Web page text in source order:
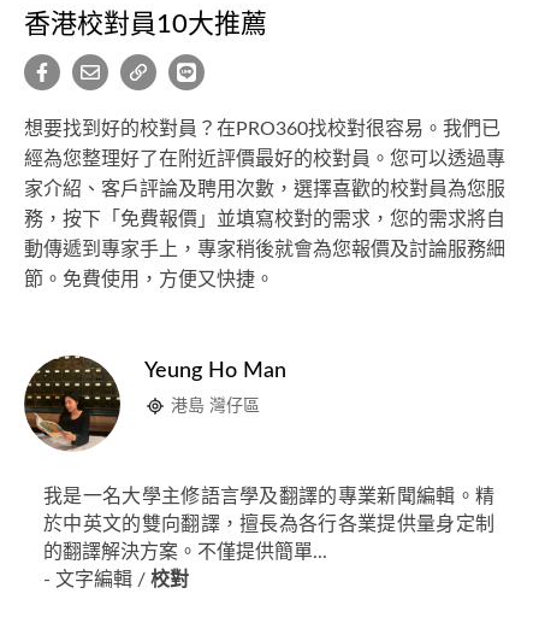
香港校對員10大推薦
想要找到好的校對員？在PRO360找校對很容易。我們已
經為您整理好了在附近評價最好的校對員。您可以透過專
家介紹、客戶評論及聘用次數，選擇喜歡的校對員為您服
務，按下「免費報價」並填寫校對的需求，您的需求將自
動傳遞到專家手上，專家稍後就會為您報價及討論服務細
節。免費使用，方便又快捷。
Yeung Ho Man
港島 灣仔區
我是一名大學主修語言學及翻譯的專業新聞編輯。精
於中英文的雙向翻譯，擅長為各行各業提供量身定制
的翻譯解決方案。不僅提供簡單...
- 文字編輯 / 校對